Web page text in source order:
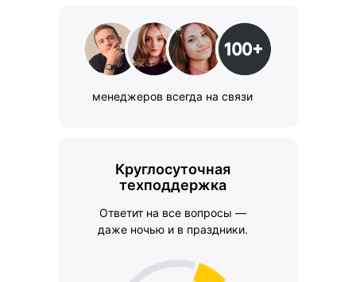
менеджеров всегда на связи
Круглосуточная
техподдержка
Ответит на все вопросы —
даже ночью и в праздники.